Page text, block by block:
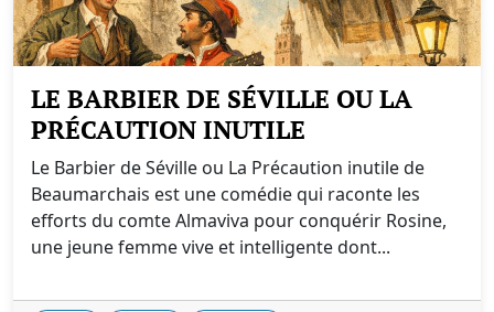
LE BARBIER DE SÉVILLE OU LA
PRÉCAUTION INUTILE
Le Barbier de Séville ou La Précaution inutile de
Beaumarchais est une comédie qui raconte les
efforts du comte Almaviva pour conquérir Rosine,
une jeune femme vive et intelligente dont...